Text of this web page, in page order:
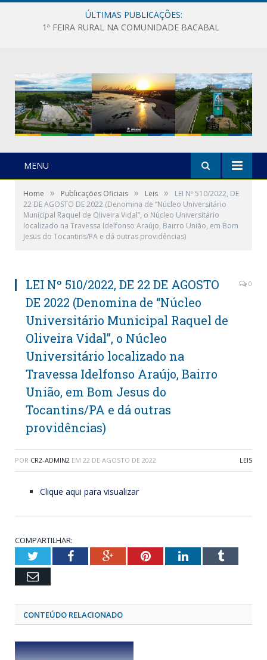
ÚLTIMAS PUBLICAÇÕES:
1ª FEIRA RURAL NA COMUNIDADE BACABAL
MENU
Home » Publicações Oficiais » Leis »
LEI Nº 510/2022, DE
22 DE AGOSTO DE 2022 (Denomina de “Núcleo Universitário
Municipal Raquel de Oliveira Vidal”, o Núcleo Universitário
localizado na Travessa Idelfonso Araújo, Bairro União, em Bom
Jesus do Tocantins/PA e dá outras providências)
LEI Nº 510/2022, DE 22 DE AGOSTO
DE 2022 (Denomina de “Núcleo
Universitário Municipal Raquel de
Oliveira Vidal”, o Núcleo
Universitário localizado na
Travessa Idelfonso Araújo, Bairro
União, em Bom Jesus do
Tocantins/PA e dá outras
providências)
0
POR CR2-ADMIN2 EM 22 DE AGOSTO DE 2022 LEIS
Clique aqui para visualizar
COMPARTILHAR:
TwitterFacebookGoogle+PinterestLinkedInTumblr
Email
CONTEÚDO RELACIONADO